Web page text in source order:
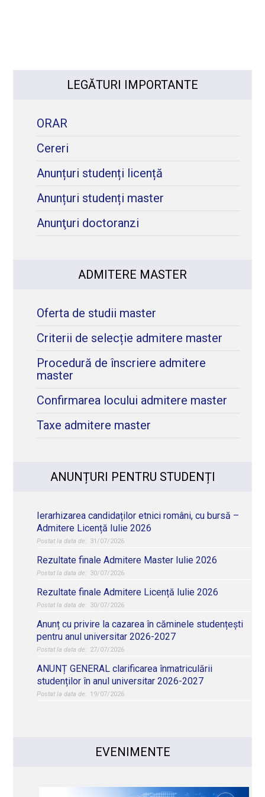
LEGĂTURI IMPORTANTE
ORAR
Cereri
Anunțuri studenți licență
Anunțuri studenți master
Anunţuri doctoranzi
ADMITERE MASTER
Oferta de studii master
Criterii de selecție admitere master
Procedură de înscriere admitere
master
Confirmarea locului admitere master
Taxe admitere master
ANUNȚURI PENTRU STUDENȚI
Ierarhizarea candidaților etnici români, cu bursă –
Admitere Licență Iulie 2026
31/07/2026
Rezultate finale Admitere Master Iulie 2026
30/07/2026
Rezultate finale Admitere Licență Iulie 2026
30/07/2026
Anunț cu privire la cazarea în căminele studențești
pentru anul universitar 2026-2027
27/07/2026
ANUNȚ GENERAL clarificarea înmatriculării
studenților în anul universitar 2026-2027
19/07/2026
EVENIMENTE